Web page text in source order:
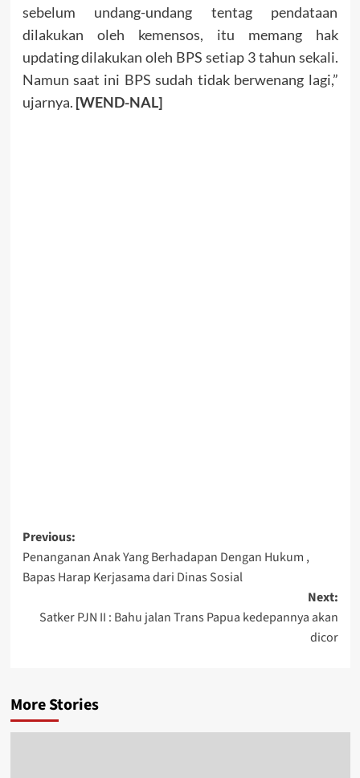
sebelum undang-undang tentag pendataan
dilakukan oleh kemensos, itu memang hak
updating dilakukan oleh BPS setiap 3 tahun sekali.
Namun saat ini BPS sudah tidak berwenang lagi,”
ujarnya. [WEND-NAL]
Post
navigation
Previous:
Penanganan Anak Yang Berhadapan Dengan Hukum ,
Bapas Harap Kerjasama dari Dinas Sosial
Next:
Satker PJN II : Bahu jalan Trans Papua kedepannya akan
dicor
More Stories